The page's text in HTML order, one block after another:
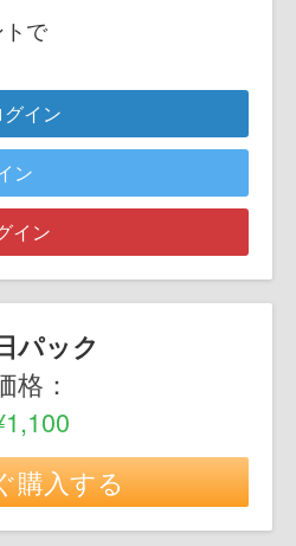
で
イン
ン
イン
パック
格：
購入する